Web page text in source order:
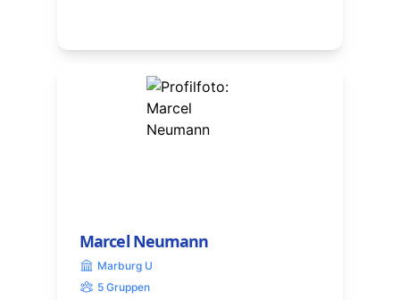
Marcel Neumann
Marburg U
5 Gruppen